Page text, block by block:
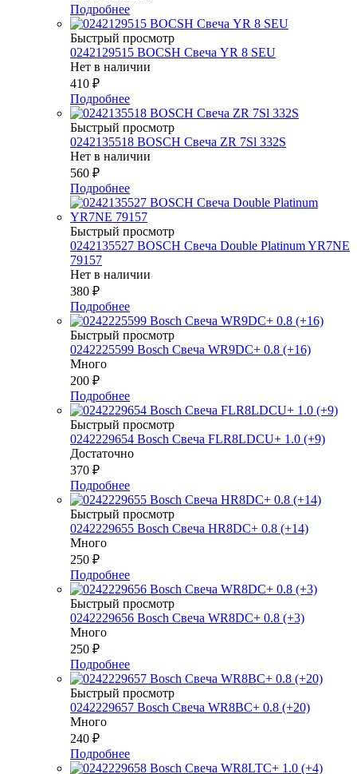
Подробнее
Быстрый просмотр
0242129515 BOCSH Свеча YR 8 SEU
Нет в наличии
410 ₽
Подробнее
Быстрый просмотр
0242135518 BOSCH Свеча ZR 7Sl 332S
Нет в наличии
560 ₽
Подробнее
Быстрый просмотр
0242135527 BOSСH Свеча Double Platinum YR7NE
79157
Нет в наличии
380 ₽
Подробнее
Быстрый просмотр
0242225599 Bosch Свеча WR9DC+ 0.8 (+16)
Много
200 ₽
Подробнее
Быстрый просмотр
0242229654 Bosch Свеча FLR8LDCU+ 1.0 (+9)
Достаточно
370 ₽
Подробнее
Быстрый просмотр
0242229655 Bosch Свеча HR8DC+ 0.8 (+14)
Много
250 ₽
Подробнее
Быстрый просмотр
0242229656 Bosch Свеча WR8DC+ 0.8 (+3)
Много
250 ₽
Подробнее
Быстрый просмотр
0242229657 Bosch Свеча WR8BC+ 0.8 (+20)
Много
240 ₽
Подробнее